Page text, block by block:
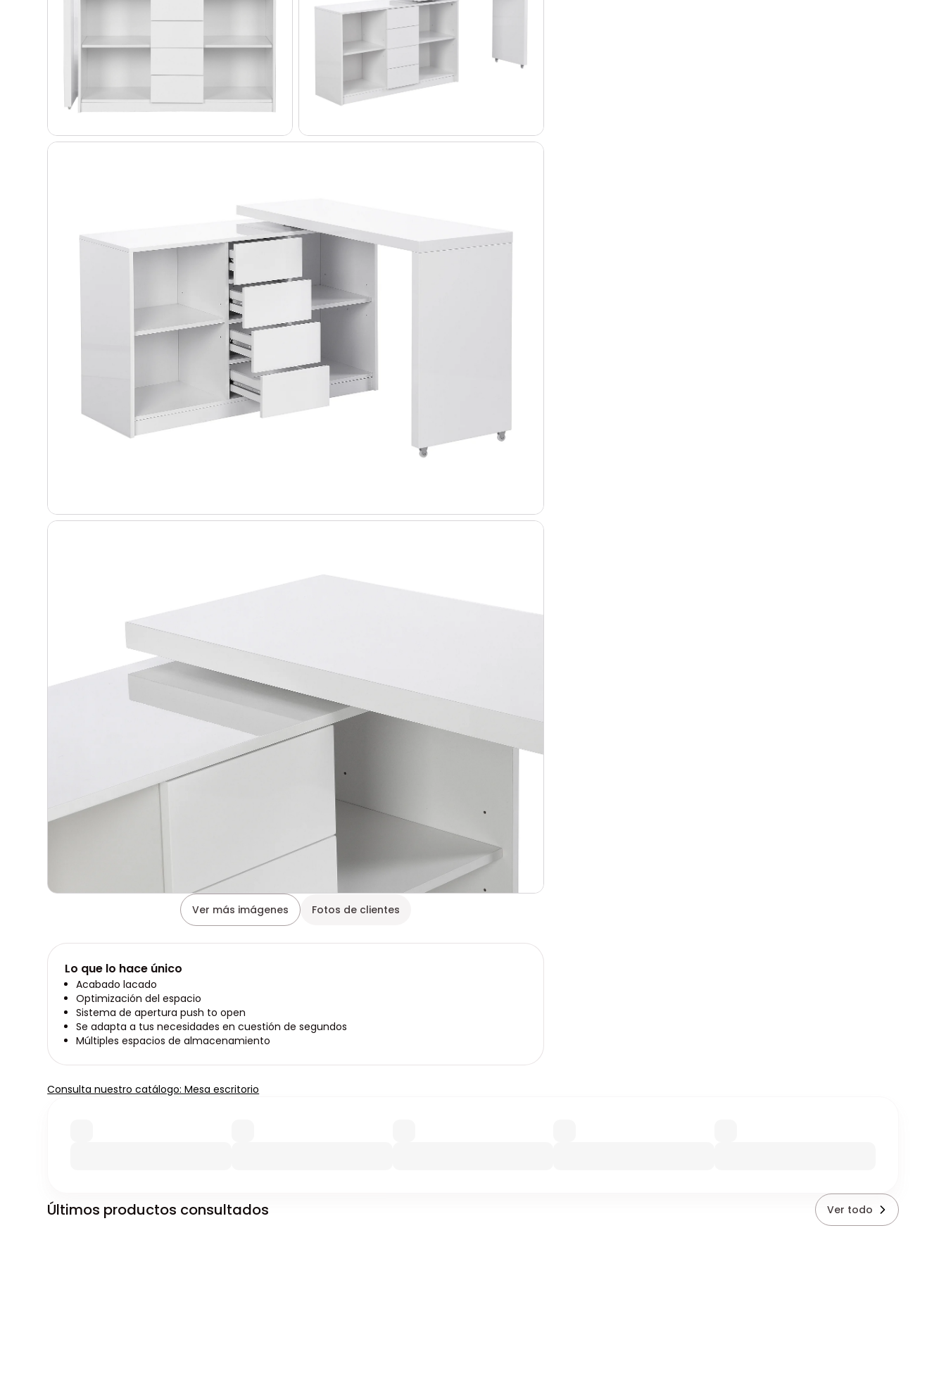
Ver más imágenes Fotos de clientes
Lo que lo hace único
Acabado lacado
Optimización del espacio
Sistema de apertura push to open
Se adapta a tus necesidades en cuestión de segundos
Múltiples espacios de almacenamiento
Consulta nuestro catálogo: Mesa escritorio
Últimos productos consultados Ver todo